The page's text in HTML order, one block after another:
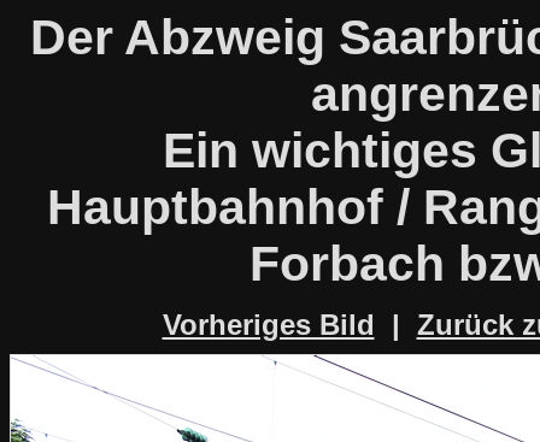
Der Abzweig
Ein wichtiges
Hauptbahnhof /
Forbach
Vorheriges Bild | Zurück